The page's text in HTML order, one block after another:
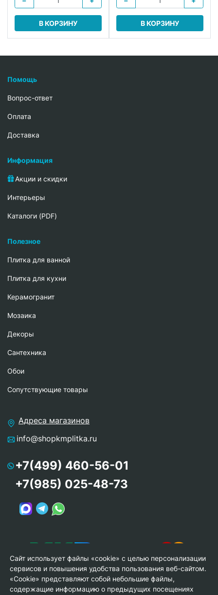
В КОРЗИНУ В КОРЗИНУ
Помощь
Вопрос-ответ
Oплата
Доставка
Информация
Акции и скидки
Интерьеры
Каталоги (PDF)
Полезное
Плитка для ванной
Плитка для кухни
Керамогранит
Мозаика
Декоры
Сантехника
Обои
Сопутствующие товары
Адреса магазинов
info@shopkmplitka.ru
+7(499) 460-56-01
+7(985) 025-48-73
Сайт использует файлы «cookie» с целью персонализации
сервисов и повышения удобства пользования веб-сайтом.
«Cookie» представляют собой небольшие файлы,
содержащие информацию о предыдущих посещениях